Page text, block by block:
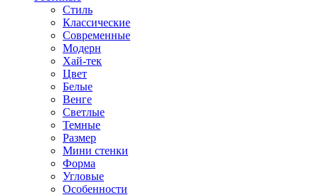
Стиль
Классические
Современные
Модерн
Хай-тек
Цвет
Белые
Венге
Светлые
Темные
Размер
Мини стенки
Форма
Угловые
Особенности